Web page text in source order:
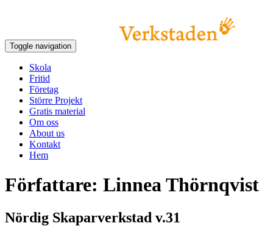
Toggle navigation
Skola
Fritid
Företag
Större Projekt
Gratis material
Om oss
About us
Kontakt
Hem
Författare: Linnea Thörnqvist
Nördig Skaparverkstad v.31